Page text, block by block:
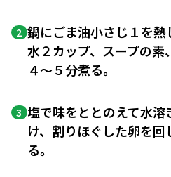
2 鍋にごま油小さじ１を熱
水２カップ、スープの素
４〜５分煮る。
3 塩で味をととのえて水
け、割りほぐした卵を
る。